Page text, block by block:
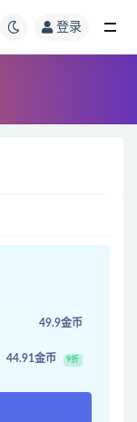
登录
49.9金币
44.91金币 9折